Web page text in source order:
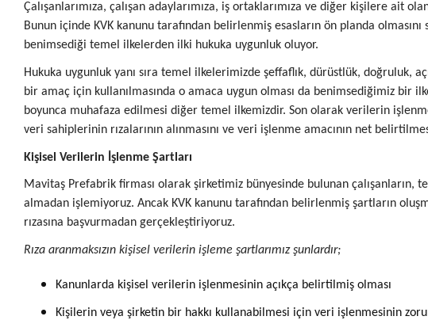
Çalışanlarımıza, çalışan adaylarımıza, iş ortaklarımıza ve diğer kişilere
Bunun içinde KVK kanunu tarafından belirlenmiş esasların ön planda
benimsediği temel ilkelerden ilki hukuka uygunluk oluyor.
Hukuka uygunluk yanı sıra temel ilkelerimizde şeffaflık, dürüstlük, doğruluk,
bir amaç için kullanılmasında o amaca uygun olması da benimsediğimiz bir
boyunca muhafaza edilmesi diğer temel ilkemizdir. Son olarak verilerin
veri sahiplerinin rızalarının alınmasını ve veri işlenme amacının net
Kişisel Verilerin İşlenme Şartları
Mavitaş Prefabrik firması olarak şirketimiz bünyesinde bulunan çalışanların,
almadan işlemiyoruz. Ancak KVK kanunu tarafından belirlenmiş şartların
rızasına başvurmadan gerçekleştiriyoruz.
Rıza aranmaksızın kişisel verilerin işleme şartlarımız şunlardır;
Kanunlarda kişisel verilerin işlenmesinin açıkça belirtilmiş olması
Kişilerin veya şirketin bir hakkı kullanabilmesi için veri işlenmesinin